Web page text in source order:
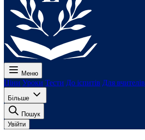
Меню
Ціни Уроки Тести До іспитів Для вчителів
Більше
Пошук
Увійти